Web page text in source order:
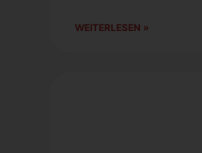
WEI­TER­LE­SEN »